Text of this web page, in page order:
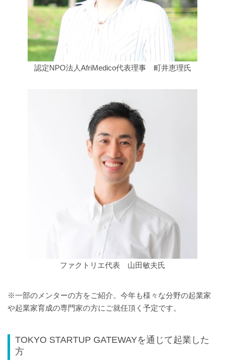
認定NPO法人AfriMedico代表理事 町井恵理氏
ファクトリエ代表 山田敏夫氏
※一部のメンターの方をご紹介。今年も様々な分野の起業家
や起業家育成の専門家の方にご就任頂く予定です。
TOKYO STARTUP GATEWAYを通じて起業した
方